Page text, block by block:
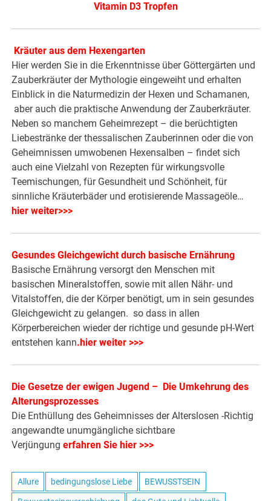
Vitamin D3 Tropfen
Kräuter aus dem Hexengarten
Hier werden Sie in die Erkenntnisse über Göttergärten und
Zauberkräuter der Mythologie eingeweiht und erhalten
Einblick in die Naturmedizin der Hexen und Schamanen,
aber auch die praktische Anwendung der Zauberkräuter.
Neben so manchem Geheimrezept – die berüchtigten
Liebestränke der thessalischen Zauberinnen oder die von
Geheimnissen umwobenen Hexensalben – findet sich
auch eine Vielzahl von Rezepten für wirkungsvolle
Teemischungen, für Gesundheit und Schönheit, für
sinnliche Kräuterbäder und erotisierende Massageöle…
hier weiter>>>
Gesundes Gleichgewicht durch basische Ernährung
Basische Ernährung versorgt den Menschen mit
basischen Mineralstoffen, sowie mit allen Nähr- und
Vitalstoffen, die der Körper benötigt, um in sein gesundes
Gleichgewicht zu gelangen. so dass in allen
Körperbereichen wieder der richtige und gesunde pH-Wert
entstehen kann. hier weiter >>>
Die Gesetze der ewigen Jugend – Die Umkehrung des
Alterungsprozesses
Die Enthüllung des Geheimnisses der Alterslosen -Richtig
angewandte unumgängliche sichtbare
Verjüngungerfahren Sie hier >>>
Allure bedingungslose Liebe BEWUSSTSEIN